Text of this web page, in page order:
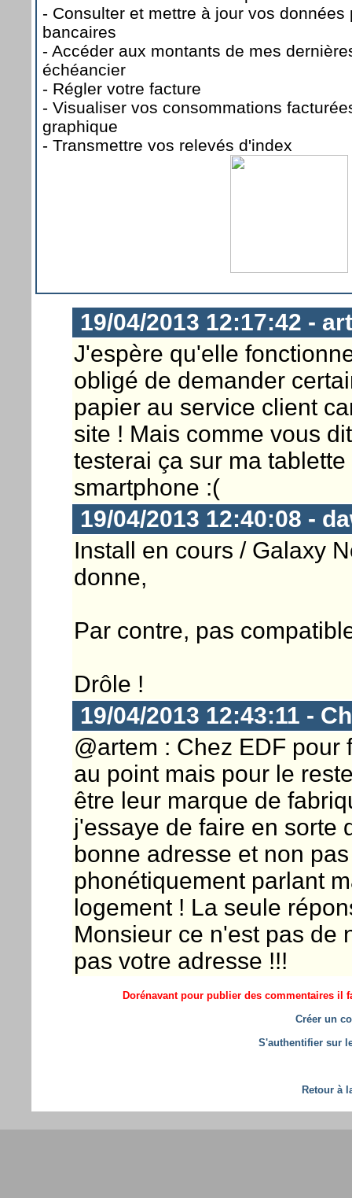
- Consulter et mettre à jour vos données
bancaires
- Accéder aux montants de mes
échéancier
- Régler votre facture
- Visualiser vos consommations
graphique
- Transmettre vos relevés d'index
19/04/2013 12:17:42 -
J'espère qu'elle
obligé de demander
papier au service client
site ! Mais comme vous
testerai ça sur ma
smartphone :(
19/04/2013 12:40:08 -
Install en cours / Galaxy
donne,
Par contre, pas
Drôle !
19/04/2013 12:43:11 -
@artem : Chez EDF
au point mais pour le
être leur marque de
j'essaye de faire en sorte
bonne adresse et non
phonétiquement parlant
logement ! La seule
Monsieur ce n'est pas de
pas votre adresse !!!
Dorénavant pour publier des commentaires il
Créer un
S'authentifier sur
Retour à